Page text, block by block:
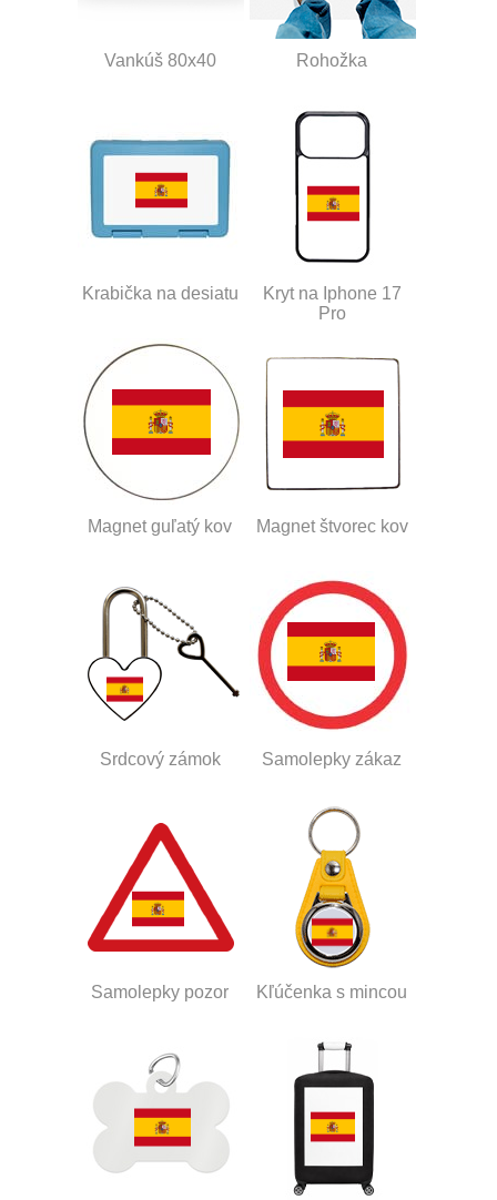
Vankúš 80x40 Rohožka
Krabička na desiatu
Kryt na Iphone 17
Pro
Magnet guľatý kov Magnet štvorec kov
Srdcový zámok Samolepky zákaz
Samolepky pozor Kľúčenka s mincou